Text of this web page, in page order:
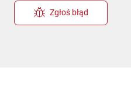
Zgłoś błąd